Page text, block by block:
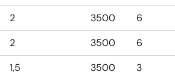
2 3500 6
2 3500 6
1,5 3500 3